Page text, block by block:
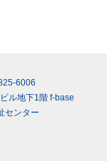
6006
ル地下1階 f-base
センター